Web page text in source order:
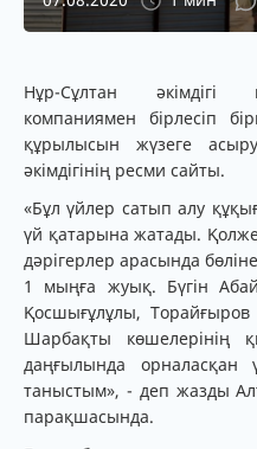
Нұр-Сұлтан әкімдігі
компаниямен бірлесіп
құрылысын жүзеге
әкімдігінің ресми сайты.
«Бұл үйлер сатып алу
үй қатарына жатады.
дәрігерлер арасында
1 мыңға жуық. Бүгін
Қосшығұлұлы,
Шарбақты көшелерінің
даңғылында
таныстым», - деп жазды
парақшасында.